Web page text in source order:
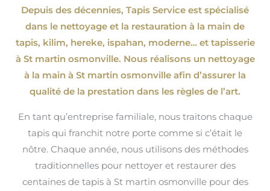
Depuis des décennies, Tapis Service est spécialisé
dans le nettoyage et la restauration à la main de
tapis, kilim, hereke, ispahan, moderne…et tapisserie
à St martin osmonville. Nous réalisons un nettoyage
à la main à St martin osmonville afin d’assurer la
qualité de la prestation dans les règles de l’art.
En tant qu’entreprise familiale, nous traitons chaque
tapis qui franchit notre porte comme si c’était le
nôtre. Chaque année, nous utilisons des méthodes
traditionnelles pour nettoyer et restaurer des
centaines de tapis à St martin osmonville pour des